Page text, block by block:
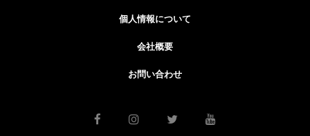
個人情報について
会社概要
お問い合わせ